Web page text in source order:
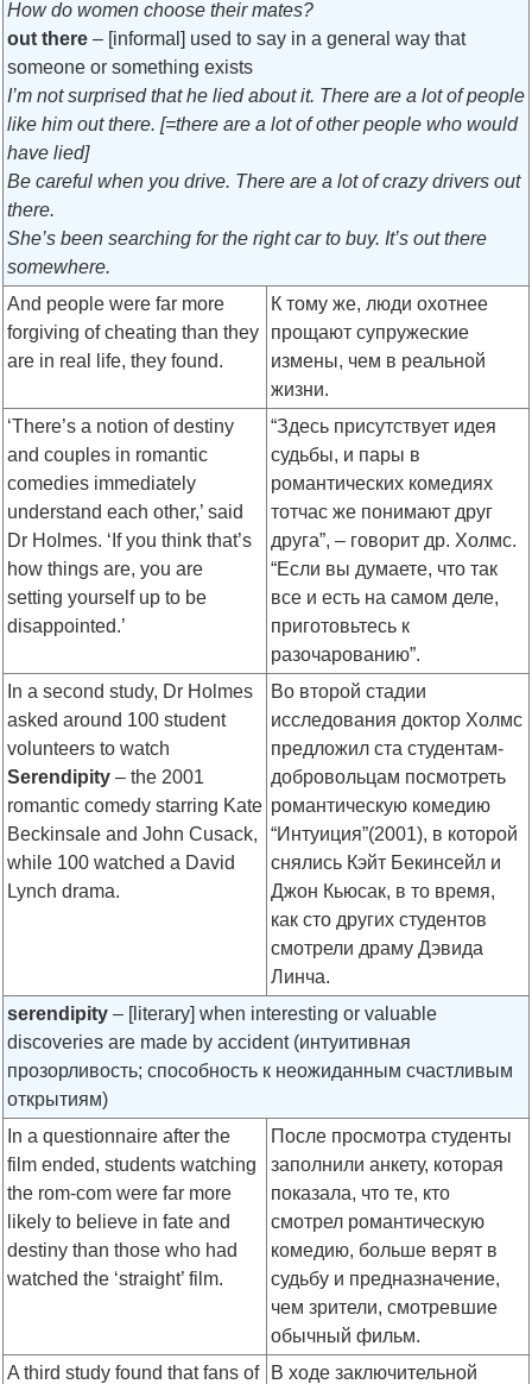
How do women choose their mates?
out there – [informal] used to say in a general way that
someone or something exists
I’m not surprised that he lied about it. There are a lot of people
like him out there. [=there are a lot of other people who would
have lied]
Be careful when you drive. There are a lot of crazy drivers out
there.
She’s been searching for the right car to buy. It’s out there
somewhere.
And people were far more
forgiving of cheating than they
are in real life, they found.
К тому же, люди охотнее
прощают супружеские
измены, чем в реальной
жизни.
‘There’s a notion of destiny
and couples in romantic
comedies immediately
understand each other,’ said
Dr Holmes. ‘If you think that’s
how things are, you are
setting yourself up to be
disappointed.’
“Здесь присутствует идея
судьбы, и пары в
романтических комедиях
тотчас же понимают друг
друга”, – говорит др. Холмс.
“Если вы думаете, что так
все и есть на самом деле,
приготовьтесь к
разочарованию”.
In a second study, Dr Holmes
asked around 100 student
volunteers to watch
Serendipity – the 2001
romantic comedy starring Kate
Beckinsale and John Cusack,
while 100 watched a David
Lynch drama.
Во второй стадии
исследования доктор Холмс
предложил ста студентам-
добровольцам посмотреть
романтическую комедию
“Интуиция”(2001), в которой
снялись Кэйт Бекинсейл и
Джон Кьюсак, в то время,
как сто других студентов
смотрели драму Дэвида
Линча.
serendipity – [literary] when interesting or valuable
discoveries are made by accident (интуитивная
прозорливость; способность к неожиданным счастливым
открытиям)
In a questionnaire after the
film ended, students watching
the rom-com were far more
likely to believe in fate and
destiny than those who had
watched the ‘straight’ film.
После просмотра студенты
заполнили анкету, которая
показала, что те, кто
смотрел романтическую
комедию, больше верят в
судьбу и предназначение,
чем зрители, смотревшие
обычный фильм.
A third study found that fans of
В ходе заключительной